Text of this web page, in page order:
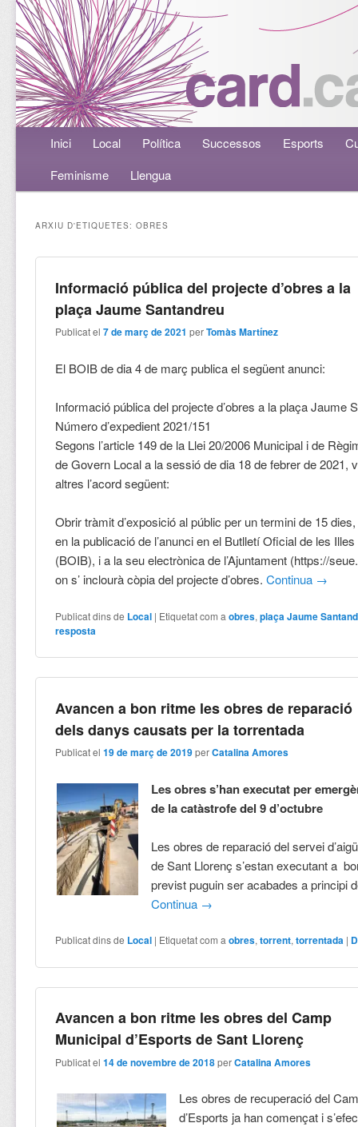
Menú principalAneu al contingut principal
Aneu al contingut secundari
Inici Local Política Successos Esports
Feminisme
Llengua
ARXIU D'ETIQUETES:OBRES
Informació pública del projecte d’obres a la
plaça Jaume Santandreu
Publicat el7 de març de 2021 perTomàs Martínez
El BOIB de dia 4 de març publica el següent anunci:
Informació pública del projecte d’obres a la plaça Jaume
Número d’expedient 2021/151
Segons l’article 149 de la Llei 20/2006 Municipal i de
de Govern Local a la sessió de dia ­­­18 de febrer de 2021,
altres l’acord següent:
Obrir tràmit d’exposició al públic per un termini de 15
en la publicació de l’anunci en el Butlletí Oficial de les
(BOIB), i a la seu electrònica de l’Ajuntament (https://
on s’ inclourà còpia del projecte d’obres.Continua →
Publicat dins de Local | Etiquetat com a obres,plaça Jaume
resposta
Avancen a bon ritme les obres de reparació
dels danys causats per la torrentada
Publicat el19 de març de 2019 perCatalina Amores
Les obres s’han executat per
de la catàstrofe del 9 d’octubre
Les obres de reparació del servei
de Sant Llorenç s’estan executant a
previst puguin ser acabades a principi
Continua →
Publicat dins de Local | Etiquetat com a obres,torrent,torrentada |
Avancen a bon ritme les obres del Camp
Municipal d’Esports de Sant Llorenç
Publicat el14 de novembre de 2018 perCatalina Amores
Les obres de recuperació del
d’Esports ja han començat i